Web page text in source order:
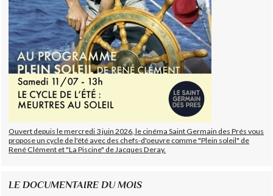
Ouvert depuis le mercredi 3 juin 2026, le cinéma Saint Germain des Prés vous
propose un cycle de l'été avec des chefs-d'oeuvre comme "Plein soleil" de
René Clément et "La Piscine" de Jacques Deray.
LE DOCUMENTAIRE DU MOIS